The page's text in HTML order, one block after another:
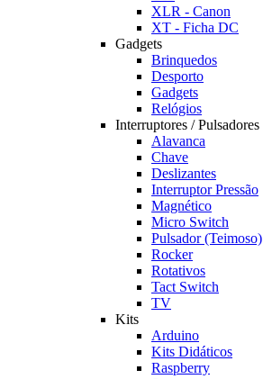
XLR - Canon
XT - Ficha DC
Gadgets
Brinquedos
Desporto
Gadgets
Relógios
Interruptores / Pulsadores
Alavanca
Chave
Deslizantes
Interruptor Pressão
Magnético
Micro Switch
Pulsador (Teimoso)
Rocker
Rotativos
Tact Switch
TV
Kits
Arduino
Kits Didáticos
Raspberry